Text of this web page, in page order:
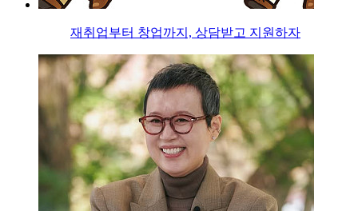
재취업부터 창업까지, 상담받고 지원하자